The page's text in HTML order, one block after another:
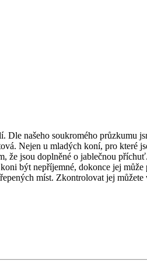
našeho soukromého
Nejen u mladých koní, pro
jsou doplněné o jablečnou
být nepříjemné, dokonce jej
míst. Zkontrolovat jej